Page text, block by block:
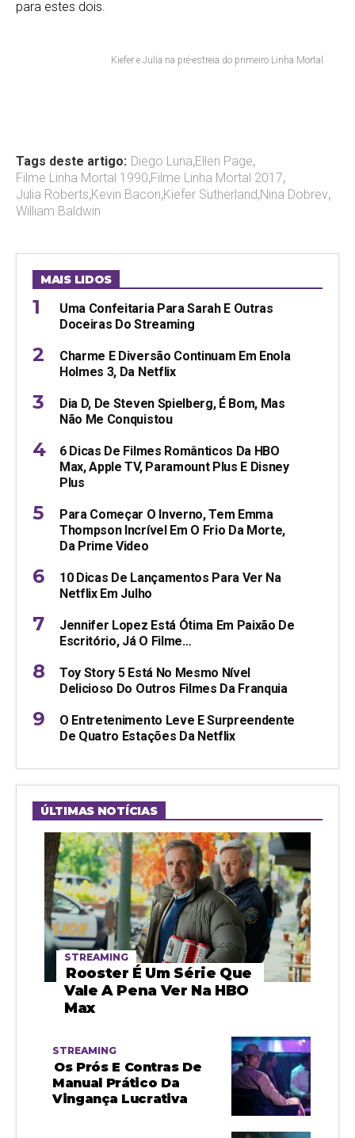
para estes dois.
Kiefer e Julia na pré-estreia do primeiro Linha Mortal
Tags deste artigo: Diego Luna,Ellen Page,
Filme Linha Mortal 1990,Filme Linha Mortal 2017,
Julia Roberts,Kevin Bacon,Kiefer Sutherland,Nina Dobrev,
William Baldwin
MAIS LIDOS
Uma Confeitaria Para Sarah E Outras
Doceiras Do Streaming
Charme E Diversão Continuam Em Enola
Holmes 3, Da Netflix
Dia D, De Steven Spielberg, É Bom, Mas
Não Me Conquistou
6 Dicas De Filmes Românticos Da HBO
Max, Apple TV, Paramount Plus E Disney
Plus
Para Começar O Inverno, Tem Emma
Thompson Incrível Em O Frio Da Morte,
Da Prime Video
10 Dicas De Lançamentos Para Ver Na
Netflix Em Julho
Jennifer Lopez Está Ótima Em Paixão De
Escritório, Já O Filme…
Toy Story 5 Está No Mesmo Nível
Delicioso Do Outros Filmes Da Franquia
O Entretenimento Leve E Surpreendente
De Quatro Estações Da Netflix
ÚLTIMAS NOTÍCIAS
STREAMING
Rooster É Um Série Que
Vale A Pena Ver Na HBO
Max
STREAMING
Os Prós E Contras De
Manual Prático Da
Vingança Lucrativa